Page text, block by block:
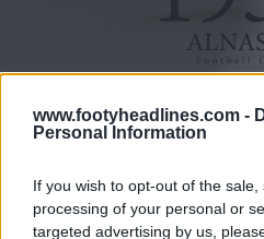
www.footyheadlines.com -
Personal Information
If you wish to opt-out of the
processing of your personal or
targeted advertising by us,